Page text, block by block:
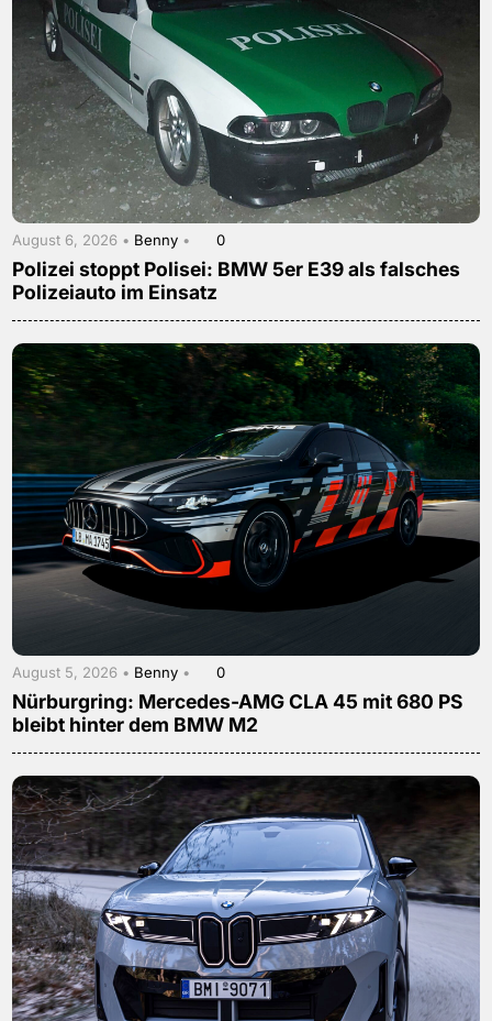
August 6, 2026 • Benny • 0
Polizei stoppt Polisei: BMW 5er E39 als falsches
Polizeiauto im Einsatz
August 5, 2026 • Benny • 0
Nürburgring: Mercedes-AMG CLA 45 mit 680 PS
bleibt hinter dem BMW M2